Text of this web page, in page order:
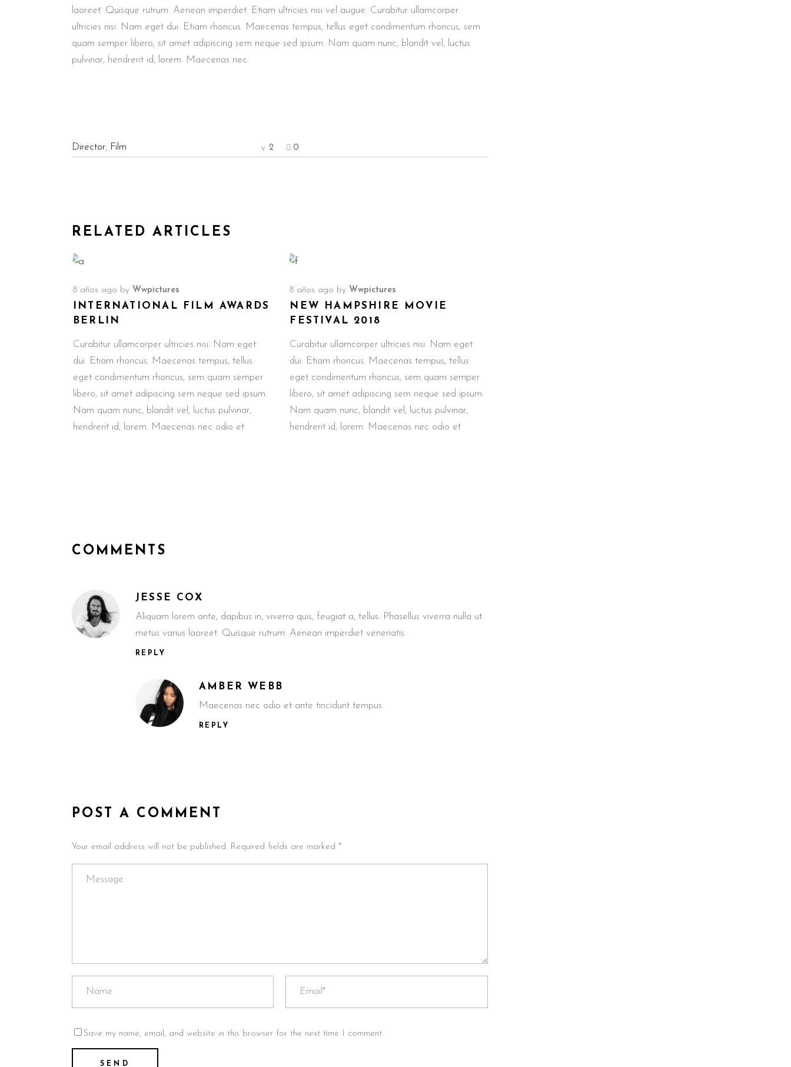
laoreet. Quisque rutrum. Aenean imperdiet. Etiam ultricies nisi vel augue. Curabitur ullamcorper
ultricies nisi. Nam eget dui. Etiam rhoncus. Maecenas tempus, tellus eget condimentum rhoncus, sem
quam semper libero, sit amet adipiscing sem neque sed ipsum. Nam quam nunc, blandit vel, luctus
pulvinar, hendrerit id, lorem. Maecenas nec.
Director, Film 2 0
RELATED ARTICLES
8 años ago by Wwpictures
INTERNATIONAL FILM AWARDS
BERLIN
Curabitur ullamcorper ultricies nisi. Nam eget
dui. Etiam rhoncus. Maecenas tempus, tellus
eget condimentum rhoncus, sem quam semper
libero, sit amet adipiscing sem neque sed ipsum.
Nam quam nunc, blandit vel, luctus pulvinar,
hendrerit id, lorem. Maecenas nec odio et
8 años ago by Wwpictures
NEW HAMPSHIRE MOVIE
FESTIVAL 2018
Curabitur ullamcorper ultricies nisi. Nam eget
dui. Etiam rhoncus. Maecenas tempus, tellus
eget condimentum rhoncus, sem quam semper
libero, sit amet adipiscing sem neque sed ipsum.
Nam quam nunc, blandit vel, luctus pulvinar,
hendrerit id, lorem. Maecenas nec odio et
COMMENTS
JESSE COX
Aliquam lorem ante, dapibus in, viverra quis, feugiat a, tellus. Phasellus viverra nulla ut
metus varius laoreet. Quisque rutrum. Aenean imperdiet venenatis.
REPLY
AMBER WEBB
Maecenas nec odio et ante tincidunt tempus.
REPLY
POST A COMMENT
Your email address will not be published. Required fields are marked *
Save my name, email, and website in this browser for the next time I comment.